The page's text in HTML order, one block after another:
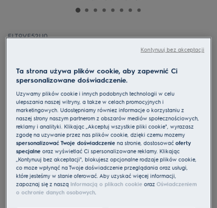
ELT9VE52U0
Lodówka 900 MultiSwitch 190 cm
5 (56)
Karta informacyjna UE
Cechy
MultiSwitch+ - elastyczne sterowanie temperaturą
MultiSwitch+ potrafi chłodzić, mrozić i robić wszystko to, co jest
pomiędzy.
Szuflada ChillZone – idealna do ryb, owoców morza i świeżych
produktów.
Ta strona używa plików cookie, aby zapewnić Ci
spersonalizowane doświadczenie.
Używamy plików cookie i innych podobnych technologii w celu
ulepszania naszej witryny, a także w celach promocyjnych i
marketingowych. Udostępniamy również informacje o korzystaniu z
naszej strony naszym partnerom z obszarów mediów społecznościowych,
reklamy i analityki. Klikając „Akceptuj wszystkie pliki cookie", wyrażasz
zgodę na używanie przez nas plików cookie, dzięki czemu możemy
spersonalizować Twoje doświadczenie na stronie, dostosowaćoferty
specjalne oraz wyświetlać Ci spersonalizowane reklamy. Klikając
„Kontynuuj bez akceptacji", blokujesz opcjonalne rodzaje plików cookie,
co może wpłynąć na Twoje doświadczenie przeglądania oraz usługi,
które jesteśmy w stanie oferować. Aby uzyskać więcej informacji,
zapoznaj się z naszą Informacją o plikach cookie orazOświadczeniem
o ochronie danych osobowych.
Kontynuuj bez akceptacji